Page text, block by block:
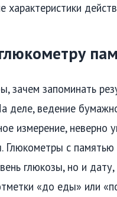
характеристики
зачем запоминать
деле, ведение
измерение, неверно
Глюкометры с
глюкозы, но и
«до еды» или